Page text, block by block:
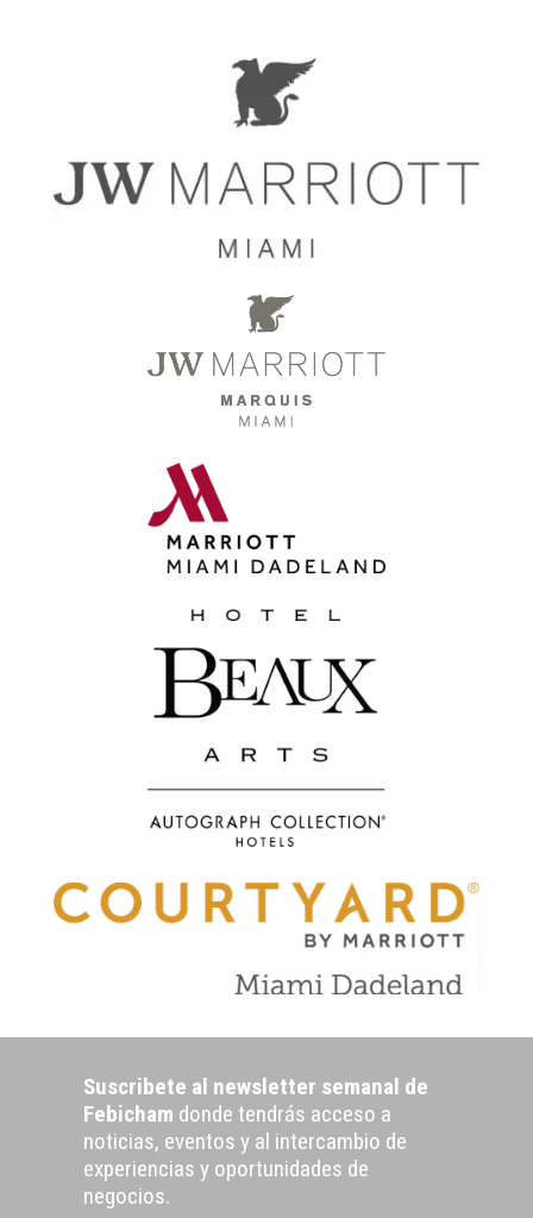
Suscribete al newsletter semanal de
Febicham donde tendrás acceso a
noticias, eventos y al intercambio de
experiencias y oportunidades de
negocios.